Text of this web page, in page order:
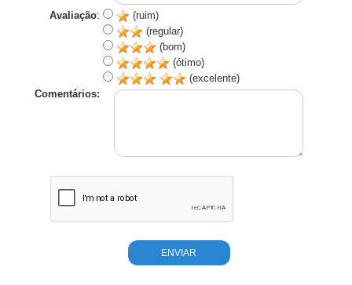
Avaliação:
(ruim)
(regular)
(bom)
(ótimo)
(excelente)
Comentários: